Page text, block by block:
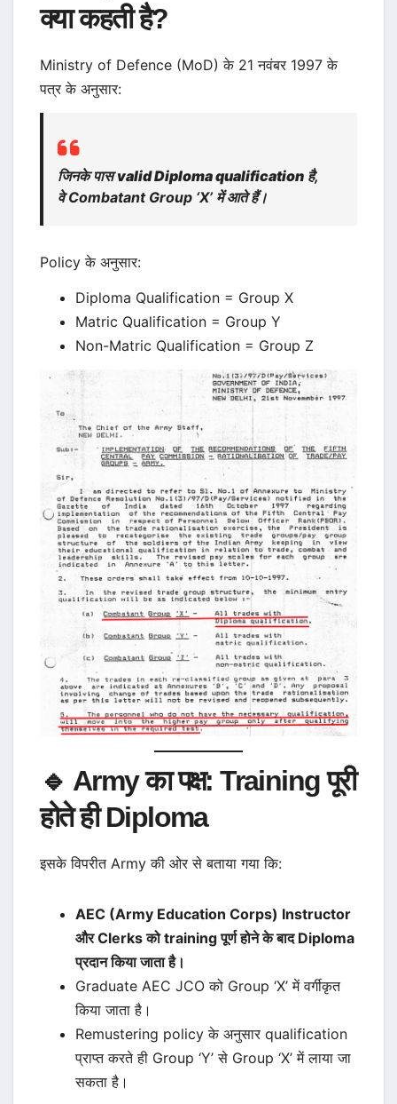
क्या कहती है?
Ministry of Defence (MoD) के 21 नवंबर 1997 के
पत्र के अनुसार:
जिनके पासvalid Diploma qualification है,
वे Combatant Group ‘X’ में आते हैं।
Policy के अनुसार:
Diploma Qualification = Group X
Matric Qualification = Group Y
Non-Matric Qualification = Group Z
🔹 Army का पक्ष: Training पूरी
होते ही Diploma
इसके विपरीत Army की ओर से बताया गया कि:
AEC (Army Education Corps) Instructor
और Clerks को training पूर्ण होने के बाद Diploma
प्रदान किया जाता है।
Graduate AEC JCO को Group ‘X’ में वर्गीकृत
किया जाता है।
Remustering policy के अनुसार qualification
प्राप्त करते ही Group ‘Y’ से Group ‘X’ में लाया जा
सकता है।